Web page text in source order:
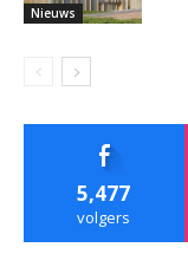
Nieuws
5,477
volgers